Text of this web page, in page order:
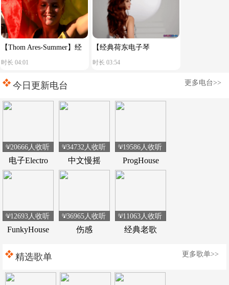
【Thom Ares-Summer】经
典荷东电音
时长 04:01
【经典荷东电子琴
Devotion】舒服节奏
时长 03:54
今日更新电台 更多电台>>
电子Electro
20666人收听
中文慢摇
34732人收听
ProgHouse
19586人收听
FunkyHouse
12693人收听
伤感
36965人收听
经典老歌
11063人收听
精选歌单 更多歌单>>